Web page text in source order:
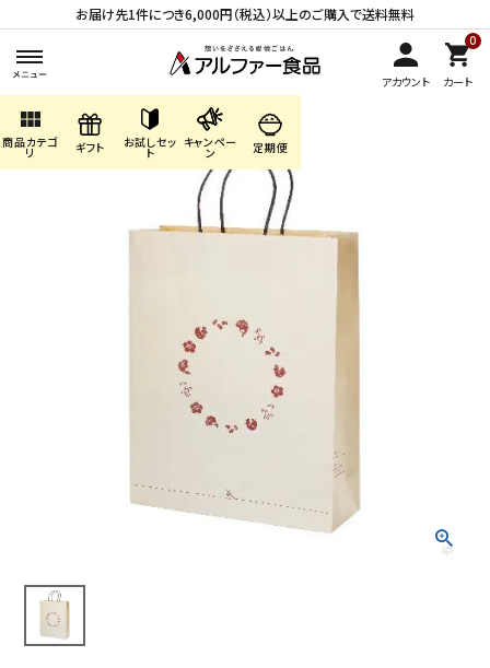
お届け先1件につき6,000円（税込）以上のご購入で送料無料
アカウント
0
カート
view_module
商品カテゴ
リ ギフト お試しセッ
ト
キャンペー
ン 定期便
search
ACCOUNT MENU
person 会員登録
定期便から探す